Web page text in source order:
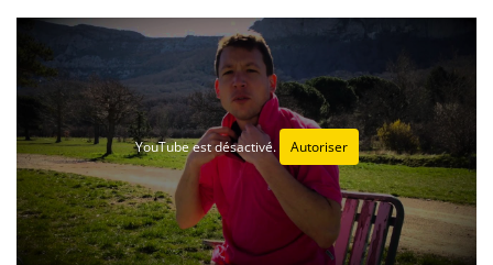
YouTube est désactivé. Autoriser